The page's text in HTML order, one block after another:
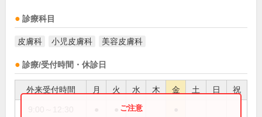
診療科目
皮膚科 小児皮膚科 美容皮膚科
診療/受付時間・休診日
外来受付時間 月 火 水 木 金 土 日 祝